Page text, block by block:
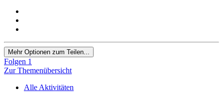
Mehr Optionen zum Teilen...
Folgen 1
Zur Themenübersicht
Alle Aktivitäten